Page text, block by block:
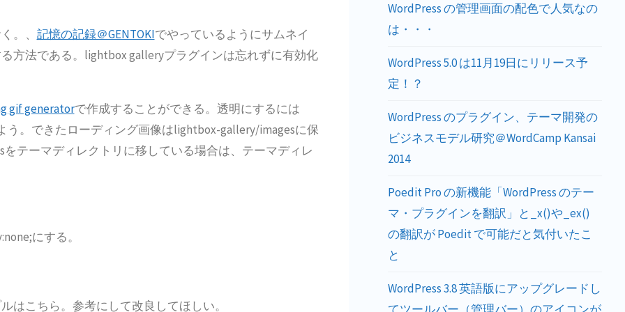
。、 記憶の記録＠GENTOKIでやっているようにサムネイ
方法である。lightbox galleryプラグインは忘れずに有効化
gif generatorで作成することができる。透明にするには
う。できたローディング画像はlightbox-gallery/imagesに保
テーマディレクトリに移している場合は、テーマディレ
にする。
はこちら。参考にして改良してほしい。
WordPress の管理画面の配色で人気なの
は・・・
WordPress 5.0 は11月19日にリリース予
定！？
WordPress のプラグイン、テーマ開発の
ビジネスモデル研究＠WordCamp Kansai
2014
Poedit Pro の新機能「WordPress のテー
マ・プラグインを翻訳」と_x()や_ex()
の翻訳が Poedit で可能だと気付いたこ
と
WordPress 3.8 英語版にアップグレードし